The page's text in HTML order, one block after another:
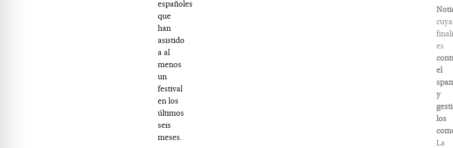
españoles
que
han
asistido
a al
menos
un
festival
en los
últimos
seis
meses.
cuya
es
el
y
los
La